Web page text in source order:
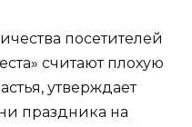
посетителей
считают плохую
утверждает
праздника на